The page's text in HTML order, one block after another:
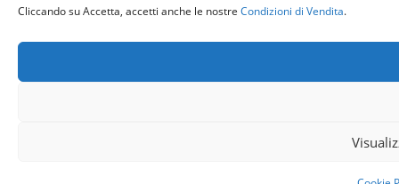
Cliccando su Accetta, accetti anche le nostre Condizioni di Vendita.